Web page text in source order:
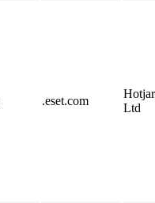
.eset.com
Hotjar
Ltd